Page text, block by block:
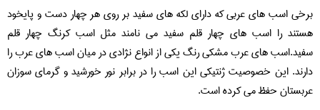
برخی اسب های عربی که دارای لکه های سفید بر روی هر چهار دست و پایخود
هستند را اسب های چهار قلم سفید می نامند مثل اسب کرنگ چهار قلم
سفید.اسب های عرب مشکی رنگ یکی از انواع نژادی در میان اسب های عرب را
دارند. این خصوصیت ژنتیکی این اسب را در برابر نور خورشید و گرمای سوزان
عربستان حفظ می کرده است.